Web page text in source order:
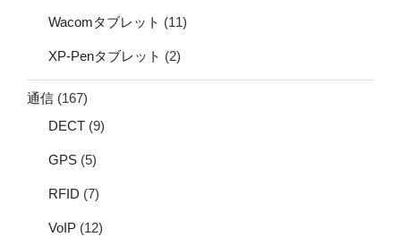
Wacomタブレット (11)
XP-Penタブレット (2)
通信 (167)
DECT (9)
GPS (5)
RFID (7)
VoIP (12)